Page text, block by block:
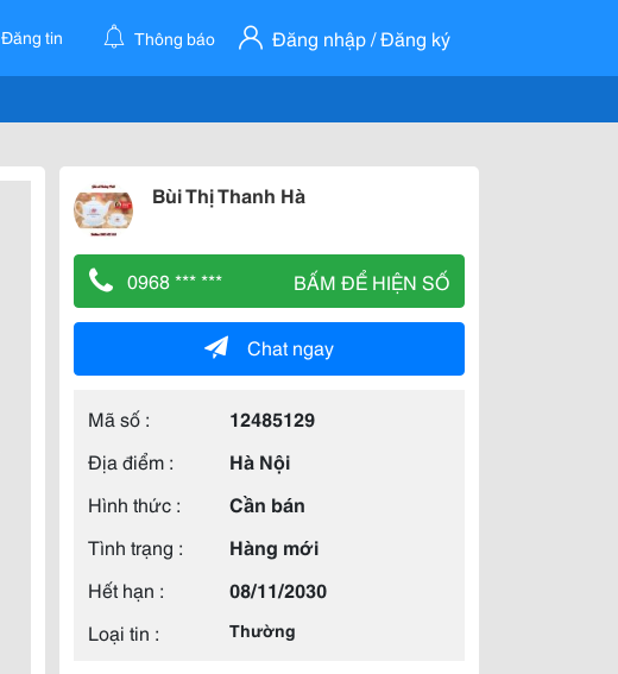
Đăng tin Thông báo Đăng nhập / Đăng ký
Bùi Thị Thanh Hà
0968 *** *** BẤM ĐỂ HIỆN SỐ
Chat ngay
Mã số :
12485129
Địa điểm :
Hà Nội
Hình thức :
Cần bán
Tình trạng :
Hàng mới
Hết hạn :
08/11/2030
Loại tin :
Thường